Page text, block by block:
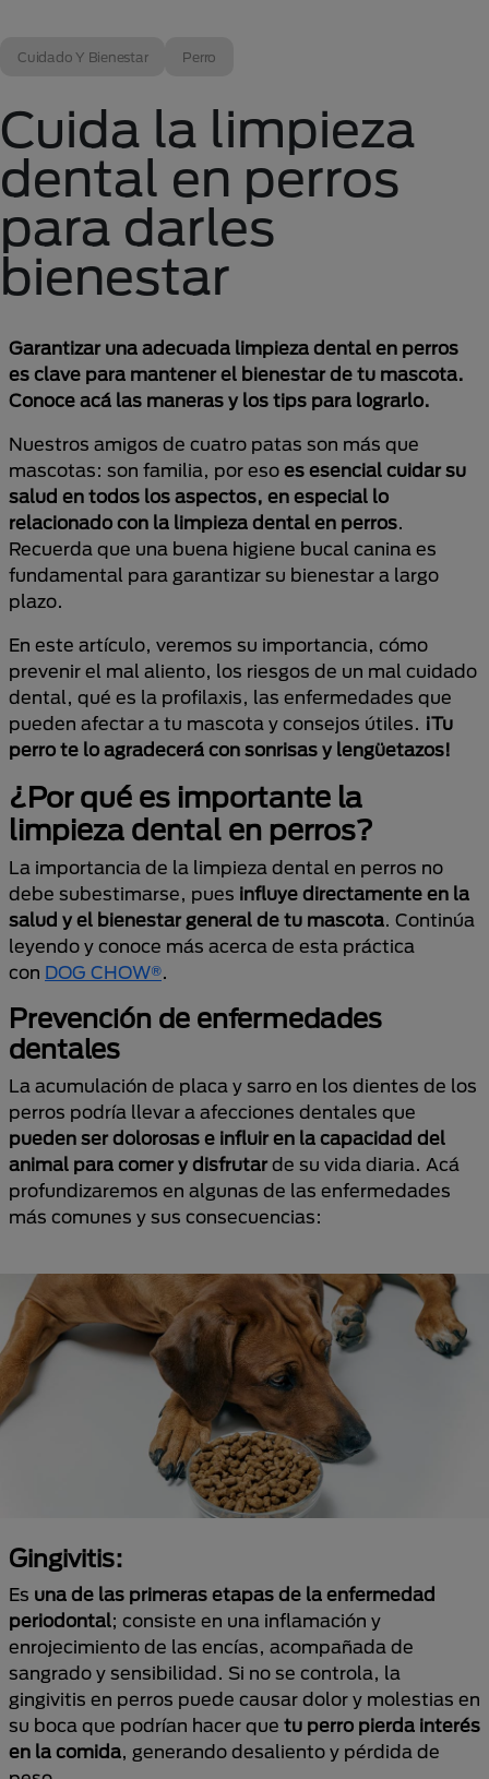
Cuidado Y Bienestar Perro
Cuida la limpieza
dental en perros
para darles
bienestar
Garantizar una adecuada limpieza dental en perros
es clave para mantener el bienestar de tu mascota.
Conoce acá las maneras y los tips para lograrlo.
Nuestros amigos de cuatro patas son más que
mascotas: son familia, por eso es esencial cuidar su
salud en todos los aspectos, en especial lo
relacionado con la limpieza dental en perros.
Recuerda que una buena higiene bucal canina es
fundamental para garantizar su bienestar a largo
plazo.
En este artículo, veremos su importancia, cómo
prevenir el mal aliento, los riesgos de un mal cuidado
dental, qué es la profilaxis, las enfermedades que
pueden afectar a tu mascota y consejos útiles. ¡Tu
perro te lo agradecerá con sonrisas y lengüetazos!
¿Por qué es importante la
limpieza dental en perros?
La importancia de la limpieza dental en perros no
debe subestimarse, pues influye directamente en la
salud y el bienestar general de tu mascota. Continúa
leyendo y conoce más acerca de esta práctica
con DOG CHOW®.
Prevención de enfermedades
dentales
La acumulación de placa y sarro en los dientes de los
perros podría llevar a afecciones dentales que
pueden ser dolorosas e influir en la capacidad del
animal para comer y disfrutarde su vida diaria. Acá
profundizaremos en algunas de las enfermedades
más comunes y sus consecuencias:
Gingivitis:
Es una de las primeras etapas de la enfermedad
periodontal; consiste en una inflamación y
enrojecimiento de las encías, acompañada de
sangrado y sensibilidad. Si no se controla, la
gingivitis en perros puede causar dolor y molestias en
su boca que podrían hacer que tu perro pierda interés
en la comida, generando desaliento y pérdida de